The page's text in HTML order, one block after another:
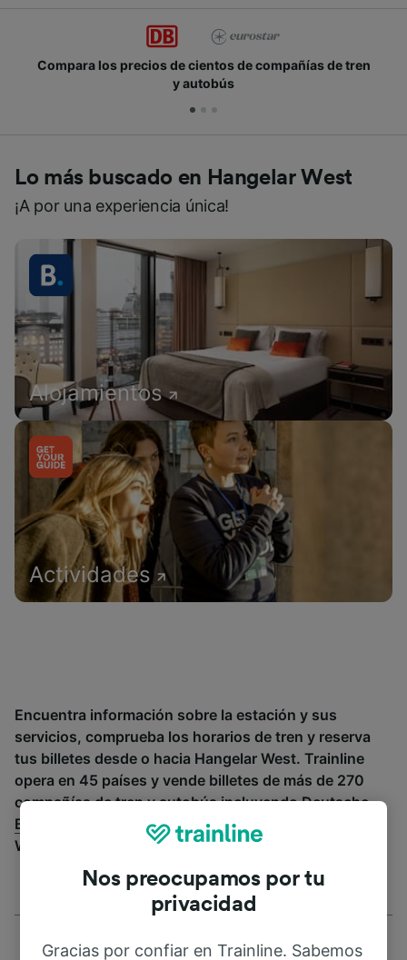
Compara los precios de cientos de compañías de tren
y autobús
Lo más buscado en Hangelar West
¡A por una experiencia única!
Alojamientos
Actividades
Encuentra información sobre la estación y sus
servicios, comprueba los horarios de tren y reserva
tus billetes desde o hacia Hangelar West. Trainline
opera en 45 países y vende billetes de más de 270
compañías de tren y autobús incluyendoDeutsche
Bahn
. Descubre a dónde puedes ir desde Hangelar
West con Trainline.
Nos preocupamos por tu
privacidad
Gracias por confiar en Trainline. Sabemos